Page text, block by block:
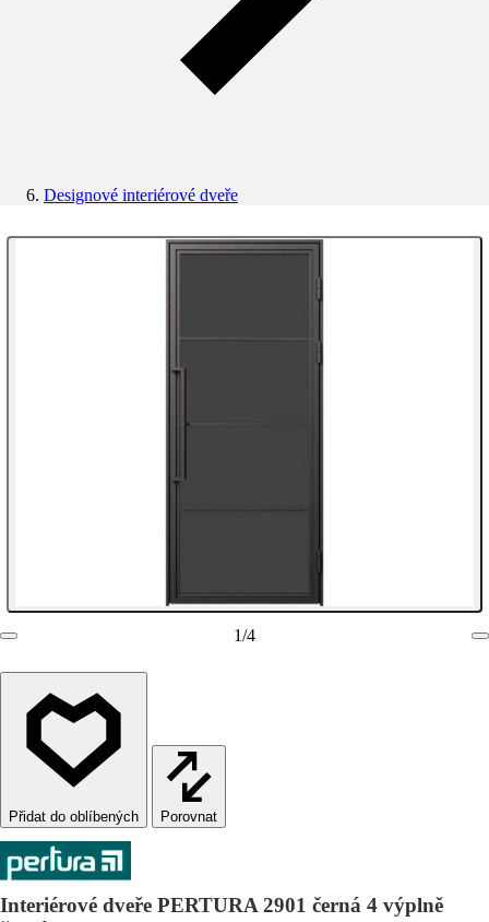
Designové interiérové dveře
1/4
Porovnat
Interiérové dveře PERTURA 2901 černá 4 výplně